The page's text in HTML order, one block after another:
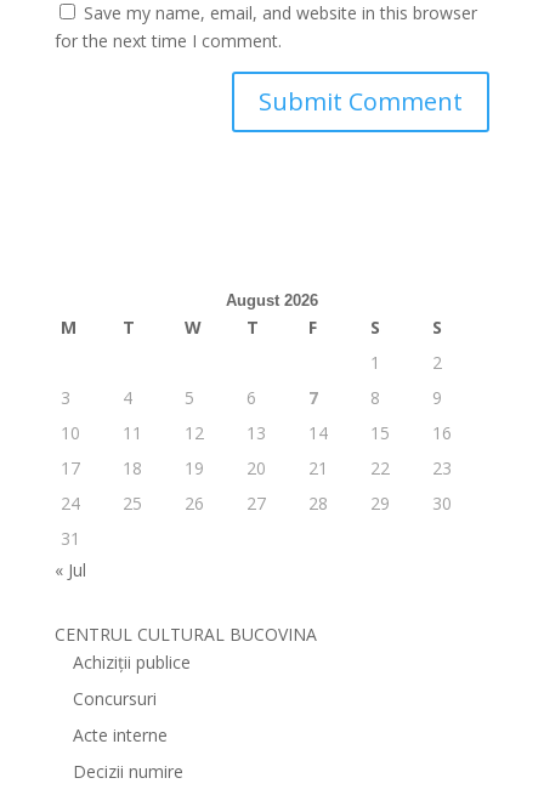
Save my name, email, and website in this browser
for the next time I comment.
August 2026
M T W T F S
S
1
2
3
4 5 6 7 8
9
10
11 12 13 14 15
16
17
18 19 20 21 22
23
24
25 26 27 28 29
30
31
« Jul
CENTRUL CULTURAL BUCOVINA
Achiziții publice
Concursuri
Acte interne
Decizii numire